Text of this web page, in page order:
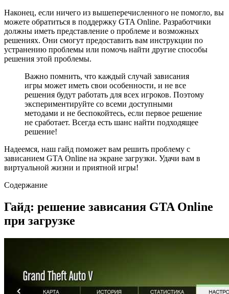
Наконец, если ничего из вышеперечисленного не помогло, вы
можете обратиться в поддержку GTA Online. Разработчики
должны иметь представление о проблеме и возможных
решениях. Они смогут предоставить вам инструкции по
устранению проблемы или помочь найти другие способы
решения этой проблемы.
Важно помнить, что каждый случай зависания
игры может иметь свои особенности, и не все
решения будут работать для всех игроков. Поэтому
экспериментируйте со всеми доступными
методами и не беспокойтесь, если первое решение
не сработает. Всегда есть шанс найти подходящее
решение!
Надеемся, наш гайд поможет вам решить проблему с
зависанием GTA Online на экране загрузки. Удачи вам в
виртуальной жизни и приятной игры!
Содержание
Гайд: решение зависания GTA Online
при загрузке